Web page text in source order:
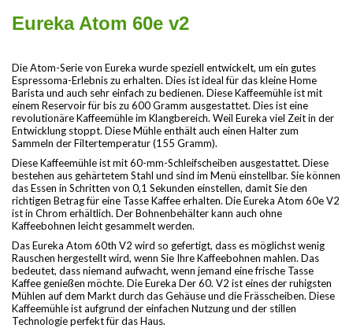
Eureka Atom 60e v2
Die Atom-Serie von Eureka wurde speziell entwickelt, um ein gutes
Espressoma-Erlebnis zu erhalten. Dies ist ideal für das kleine Home
Barista und auch sehr einfach zu bedienen. Diese Kaffeemühle ist mit
einem Reservoir für bis zu 600 Gramm ausgestattet. Dies ist eine
revolutionäre Kaffeemühle im Klangbereich. Weil Eureka viel Zeit in der
Entwicklung stoppt. Diese Mühle enthält auch einen Halter zum
Sammeln der Filtertemperatur (155 Gramm).
Diese Kaffeemühle ist mit 60-mm-Schleifscheiben ausgestattet. Diese
bestehen aus gehärtetem Stahl und sind im Menü einstellbar. Sie können
das Essen in Schritten von 0,1 Sekunden einstellen, damit Sie den
richtigen Betrag für eine Tasse Kaffee erhalten. Die Eureka Atom 60e V2
ist in Chrom erhältlich. Der Bohnenbehälter kann auch ohne
Kaffeebohnen leicht gesammelt werden.
Das Eureka Atom 60th V2 wird so gefertigt, dass es möglichst wenig
Rauschen hergestellt wird, wenn Sie Ihre Kaffeebohnen mahlen. Das
bedeutet, dass niemand aufwacht, wenn jemand eine frische Tasse
Kaffee genießen möchte. Die Eureka Der 60. V2 ist eines der ruhigsten
Mühlen auf dem Markt durch das Gehäuse und die Frässcheiben. Diese
Kaffeemühle ist aufgrund der einfachen Nutzung und der stillen
Technologie perfekt für das Haus.